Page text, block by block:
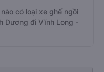
có loại xe ghế ngồi
Dương đi Vĩnh Long -